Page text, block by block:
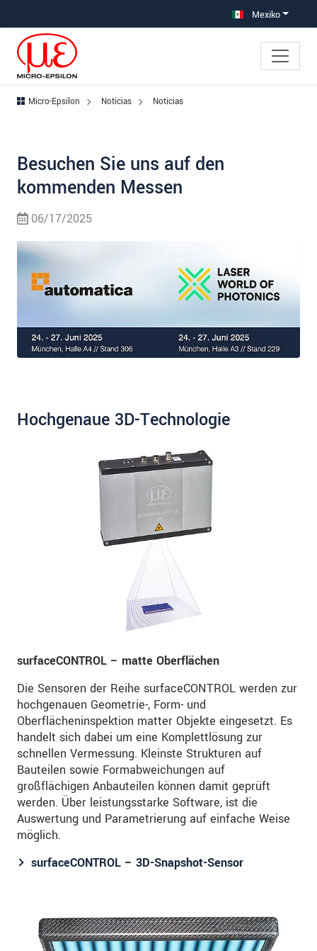
Saltar directamente a la navegación principal Mexiko
Micro-Epsilon Noticias Noticias
Besuchen Sie uns auf den
kommenden Messen
06/17/2025
Hochgenaue 3D-Technologie
surfaceCONTROL – matte Oberflächen
Die Sensoren der Reihe surfaceCONTROL werden zur
hochgenauen Geometrie-, Form- und
Oberflächeninspektion matter Objekte eingesetzt. Es
handelt sich dabei um eine Komplettlösung zur
schnellen Vermessung. Kleinste Strukturen auf
Bauteilen sowie Formabweichungen auf
großflächigen Anbauteilen können damit geprüft
werden. Über leistungsstarke Software, ist die
Auswertung und Parametrierung auf einfache Weise
möglich.
surfaceCONTROL – 3D-Snapshot-Sensor